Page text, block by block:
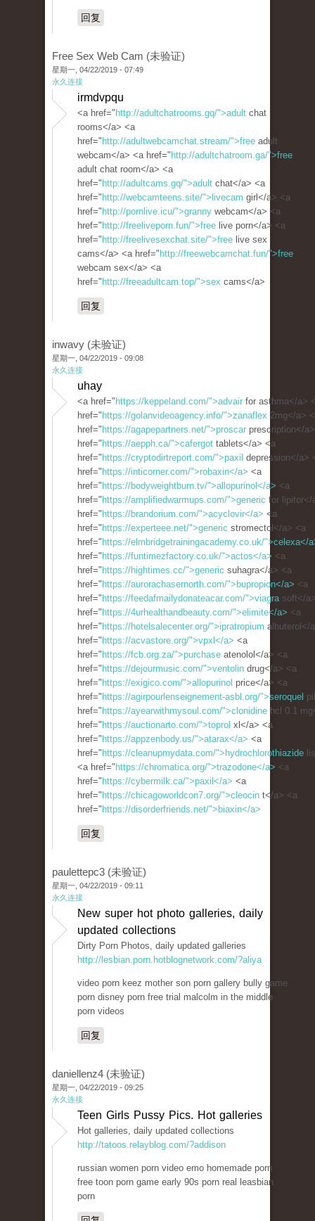
回复
Free Sex Web Cam (未验证)
星期一, 04/22/2019 - 07:49
永久连接
irmdvpqu
<a href=" http://adultchatrooms.gq/">adult chat
rooms</a> <a
href=" http://adultwebcamchat.stream/">free adult
webcam</a> <a href=" http://adultchatroom.ga/">free
adult chat room</a> <a
href=" http://adultcams.gq/">adult chat</a> <a
href=" http://webcamteens.site/">livecam girl</a> <a
href=" http://pornlive.icu/">granny webcam</a> <a
href=" http://freeliveporn.fun/">free live porn</a> <a
href=" http://freelivesexchat.site/">free live sex
cams</a> <a href=" http://freewebcamchat.fun/">free
webcam sex</a> <a
href=" http://freeadultcam.top/">sex cams</a>
回复
inwavy (未验证)
星期一, 04/22/2019 - 09:08
永久连接
uhay
<a href=" https://keppeland.com/">advair for asthma</a>
href=" https://golanvideoagency.info/">zanaflex 2mg</a>
href=" https://agapepartners.net/">proscar prescription</
href=" https://aepph.ca/">cafergot tablets</a> <a
href=" https://cryptodirtreport.com/">paxil depression</a>
href=" https://inticorner.com/">robaxin</a> <a
href=" https://bodyweightburn.tv/">allopurinol</a> <a
href=" https://amplifiedwarmups.com/">generic for lipitor</
href=" https://brandorium.com/">acyclovir</a> <a
href=" https://experteee.net/">generic stromectol</a> <a
href=" https://elmbridgetrainingacademy.co.uk/">celexa</
href=" https://funtimezfactory.co.uk/">actos</a> <a
href=" https://hightimes.cc/">generic suhagra</a> <a
href=" https://aurorachasernorth.com/">bupropion</a> <a
href=" https://feedafmailydonateacar.com/">viagrasoft</
href=" https://4urhealthandbeauty.com/">elimite</a> <a
href=" https://hotelsalecenter.org/">ipratropium albuterol</
href=" https://acvastore.org/">vpxl</a> <a
href=" https://fcb.org.za/">purchase atenolol</a> <a
href=" https://dejourmusic.com/">ventolin drug</a> <a
href=" https://exigico.com/">allopurinol price</a> <a
href=" https://agirpourlenseignement-asbl.org/">seroquel
href=" https://ayearwithmysoul.com/">clonidine hcl 0.1
href=" https://auctionarto.com/">toprol xl</a> <a
href=" https://appzenbody.us/">atarax</a> <a
href=" https://cleanupmydata.com/">hydrochlorothiazide
<a href=" https://chromatica.org/">trazodone</a> <a
href=" https://cybermilk.ca/">paxil</a> <a
href=" https://chicagoworldcon7.org/">cleocin t</a> <a
href=" https://disorderfriends.net/">biaxin</a>
回复
paulettepc3 (未验证)
星期一, 04/22/2019 - 09:11
永久连接
New super hot photo galleries, daily
updated collections
Dirty Porn Photos, daily updated galleries
http://lesbian.porn.hotblognetwork.com/?aliya
video porn keez mother son porn gallery bully game
porn disney porn free trial malcolm in the middle
porn videos
回复
daniellenz4 (未验证)
星期一, 04/22/2019 - 09:25
永久连接
Teen Girls Pussy Pics. Hot galleries
Hot galleries, daily updated collections
http://tatoos.relayblog.com/?addison
russian women porn video emo homemade porn
free toon porn game early 90s porn real leasbian
porn